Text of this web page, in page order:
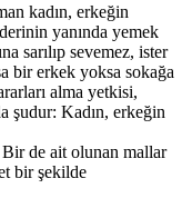
kadın, erkeğin
yanında yemek
sarılıp sevemez, ister
bir erkek yoksa sokağa
alma yetkisi,
şudur: Kadın, erkeğin
Bir de ait olunan mallar
bir şekilde